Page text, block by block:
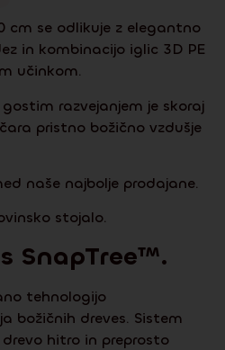
cm se odlikuje z elegantno
in kombinacijo iglic 3D PE
učinkom.
razvejanjem je skoraj
pristno božično vzdušje
naše najbolje prodajane.
stojalo.
SnapTree™.
tehnologijo
božičnih dreves. Sistem
hitro in preprosto